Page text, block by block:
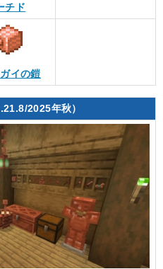
チド
イの鎧
2025年秋）